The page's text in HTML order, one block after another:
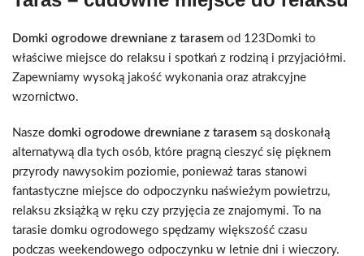
Domki ogrodowe drewniane z tarasem od 123Domki to
właściwe miejsce do relaksu i spotkań z rodziną i przyjaciółmi.
Zapewniamy wysoką jakość wykonania oraz atrakcyjne
wzornictwo.
Nasze domki ogrodowe drewniane z tarasem są doskonałą
alternatywą dla tych osób, które pragną cieszyć się pięknem
przyrody nawysokim poziomie, ponieważ taras stanowi
fantastyczne miejsce do odpoczynku naświeżym powietrzu,
relaksu zksiążką w ręku czy przyjęcia ze znajomymi. To na
tarasie domku ogrodowego spędzamy większość czasu
podczas weekendowego odpoczynku w letnie dni i wieczory.